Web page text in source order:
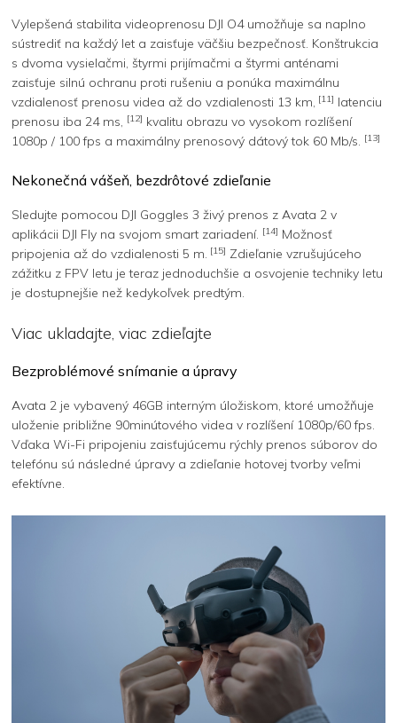
Vylepšená stabilita videoprenosu DJI O4 umožňuje sa naplno
sústrediť na každý let a zaisťuje väčšiu bezpečnosť. Konštrukcia
s dvoma vysielačmi, štyrmi prijímačmi a štyrmi anténami
zaisťuje silnú ochranu proti rušeniu a ponúka maximálnu
vzdialenosť prenosu videa až do vzdialenosti 13 km, [11] latenciu
prenosu iba 24 ms, [12] kvalitu obrazu vo vysokom rozlíšení
1080p / 100 fps a maximálny prenosový dátový tok 60 Mb/s. [13]
Nekonečná vášeň, bezdrôtové zdieľanie
Sledujte pomocou DJI Goggles 3 živý prenos z Avata 2 v
aplikácii DJI Fly na svojom smart zariadení. [14] Možnosť
pripojenia až do vzdialenosti 5 m. [15] Zdieľanie vzrušujúceho
zážitku z FPV letu je teraz jednoduchšie a osvojenie techniky letu
je dostupnejšie než kedykoľvek predtým.
Viac ukladajte, viac zdieľajte
Bezproblémové snímanie a úpravy
Avata 2 je vybavený 46GB interným úložiskom, ktoré umožňuje
uloženie približne 90minútového videa v rozlíšení 1080p/60 fps.
Vďaka Wi-Fi pripojeniu zaisťujúcemu rýchly prenos súborov do
telefónu sú následné úpravy a zdieľanie hotovej tvorby veľmi
efektívne.